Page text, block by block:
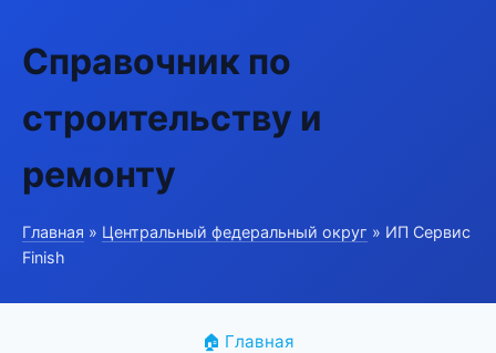
Справочник по
строительству и
ремонту
Главная » Центральный федеральный округ » ИП Сервис
Finish
🏠 Главная